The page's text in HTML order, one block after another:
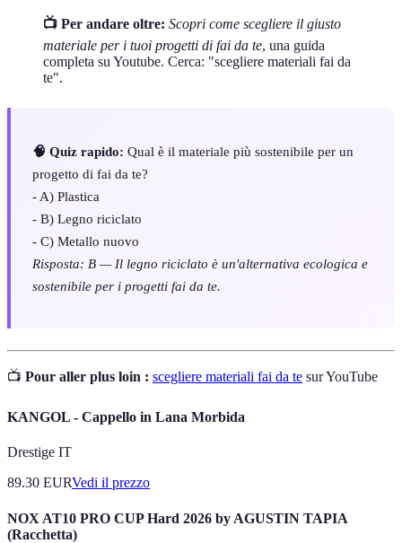
📺 Per andare oltre: Scopri come scegliere il giusto
materiale per i tuoi progetti di fai da te, una guida
completa su Youtube. Cerca: "scegliere materiali fai da
te".
🧠 Quiz rapido: Qual è il materiale più sostenibile per un
progetto di fai da te?
- A) Plastica
- B) Legno riciclato
- C) Metallo nuovo
Risposta: B — Il legno riciclato è un'alternativa ecologica e
sostenibile per i progetti fai da te.
📺 Pour aller plus loin : scegliere materiali fai da te sur YouTube
KANGOL - Cappello in Lana Morbida
Drestige IT
89.30 EURVedi il prezzo
NOX AT10 PRO CUP Hard 2026 by AGUSTIN TAPIA
(Racchetta)